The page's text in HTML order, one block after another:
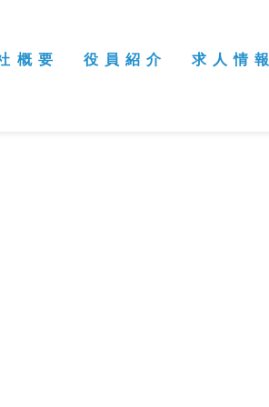
概 要 役 員 紹 介 求 人 情 報